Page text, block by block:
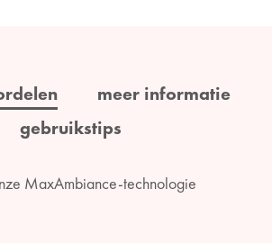
meer informatie
gebruikstips
MaxAmbiance-technologie